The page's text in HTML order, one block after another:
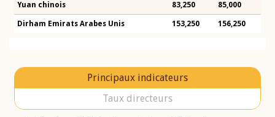
Yuan chinois 83,250 85,000
Dirham Emirats Arabes Unis 153,250 156,250
Principaux indicateurs
Taux directeurs